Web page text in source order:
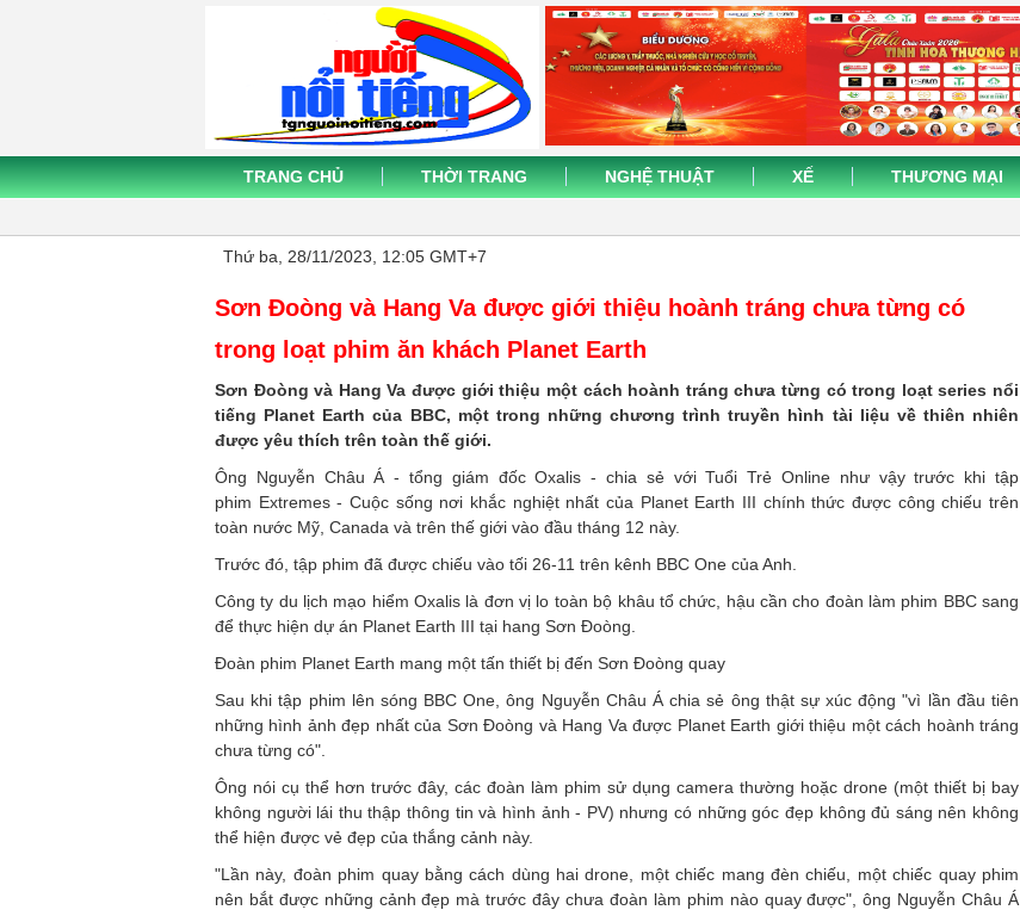
TRANG CHỦ THỜI TRANG NGHỆ THUẬT XẾ THƯƠNG MẠI
Thứ ba, 28/11/2023, 12:05 GMT+7
Sơn Đoòng và Hang Va được giới thiệu hoành tráng chưa từng có
trong loạt phim ăn khách Planet Earth
Sơn Đoòng và Hang Va được giới thiệu một cách hoành tráng chưa từng có trong loạt series nổi
tiếng Planet Earth của BBC, một trong những chương trình truyền hình tài liệu về thiên nhiên
được yêu thích trên toàn thế giới.
Ông Nguyễn Châu Á - tổng giám đốc Oxalis - chia sẻ với Tuổi Trẻ Online như vậy trước khi tập
phim Extremes - Cuộc sống nơi khắc nghiệt nhất của Planet Earth III chính thức được công chiếu trên
toàn nước Mỹ, Canada và trên thế giới vào đầu tháng 12 này.
Trước đó, tập phim đã được chiếu vào tối 26-11 trên kênh BBC One của Anh.
Công ty du lịch mạo hiểm Oxalis là đơn vị lo toàn bộ khâu tổ chức, hậu cần cho đoàn làm phim BBC sang
để thực hiện dự án Planet Earth III tại hang Sơn Đoòng.
Đoàn phim Planet Earth mang một tấn thiết bị đến Sơn Đoòng quay
Sau khi tập phim lên sóng BBC One, ông Nguyễn Châu Á chia sẻ ông thật sự xúc động "vì lần đầu tiên
những hình ảnh đẹp nhất của Sơn Đoòng và Hang Va được Planet Earth giới thiệu một cách hoành tráng
chưa từng có".
Ông nói cụ thể hơn trước đây, các đoàn làm phim sử dụng camera thường hoặc drone (một thiết bị bay
không người lái thu thập thông tin và hình ảnh - PV) nhưng có những góc đẹp không đủ sáng nên không
thể hiện được vẻ đẹp của thắng cảnh này.
"Lần này, đoàn phim quay bằng cách dùng hai drone, một chiếc mang đèn chiếu, một chiếc quay phim
nên bắt được những cảnh đẹp mà trước đây chưa đoàn làm phim nào quay được", ông Nguyễn Châu Á